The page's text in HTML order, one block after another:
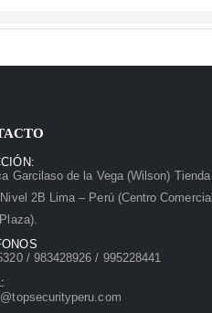
Garcilaso de la Vega (Wilson) Tienda
Nivel 2B Lima – Perú (Centro Comercial
/ 983428926 / 995228441